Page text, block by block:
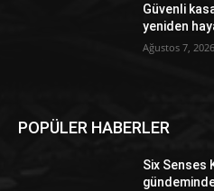
Güvenli
yeniden
Ağustos 7, 2026
POPÜLER HABERLER
Six Senses